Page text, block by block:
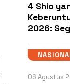
4 Shio
2026:
06 Agustus